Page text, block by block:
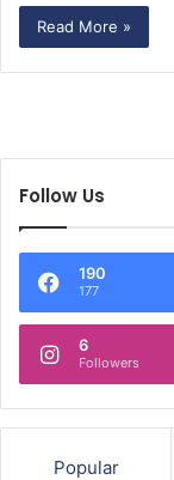
Read More »
Follow Us
190
177
6
Followers
Popular